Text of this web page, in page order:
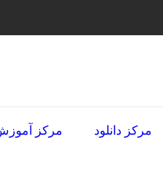
مرکز دانلود مرکز